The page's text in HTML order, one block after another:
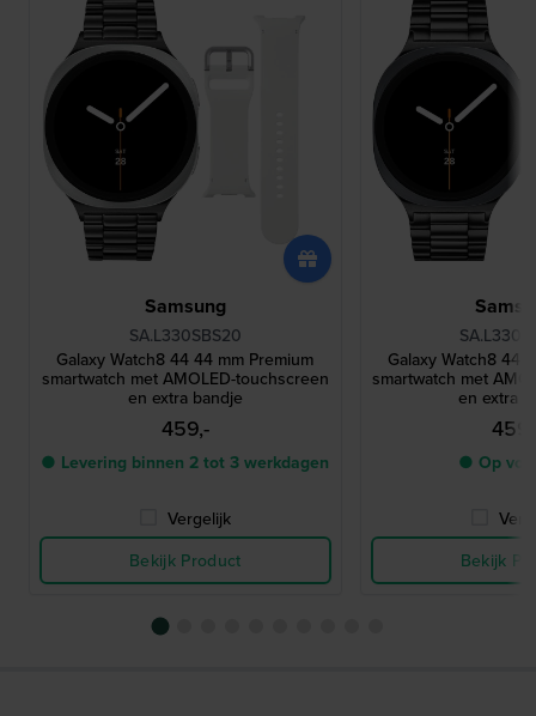
Samsung
SA.L330SBS20
Galaxy Watch8 44 44 mm Premium
smartwatch met AMOLED-touchscreen
en extra bandje
459,-
● Levering binnen 2 tot 3 werkdagen
Vergelijk
Bekijk Product
Galaxy Watch8 44
smartwatch met
en extra
● Op
Bekijk